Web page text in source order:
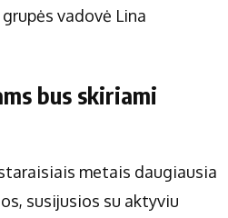
vadovė Lina
bus skiriami
metais daugiausia
susijusios su aktyviu